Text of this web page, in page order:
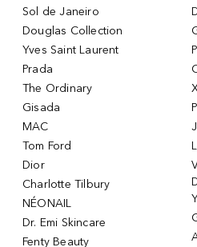
Sol de Janeiro
Douglas Collection
Yves Saint Laurent
Prada
The Ordinary
Gisada
MAC
Tom Ford
Dior
Charlotte Tilbury
NÉONAIL
Dr. Emi Skincare
Fenty Beauty